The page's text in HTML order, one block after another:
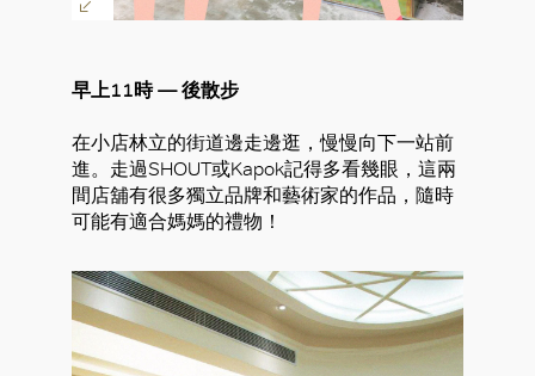
早上11時 — 後散步
在小店林立的街道邊走邊逛，慢慢向下一站前
進。走過SHOUT或Kapok記得多看幾眼，這兩
間店舖有很多獨立品牌和藝術家的作品，隨時
可能有適合媽媽的禮物！